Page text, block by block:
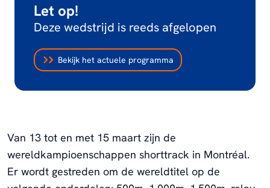
Let op!
Deze wedstrijd is reeds afgelopen
Bekijk het actuele programma
Van 13 tot en met 15 maart zijn de
wereldkampioenschappen shorttrack in Montréal.
Er wordt gestreden om de wereldtitel op de